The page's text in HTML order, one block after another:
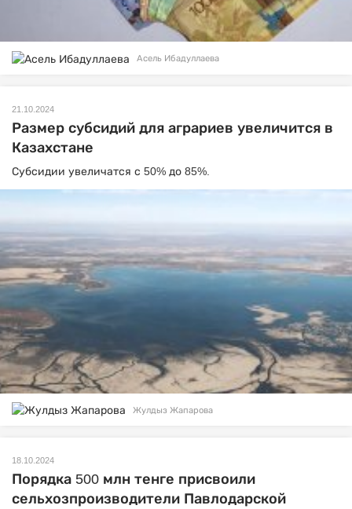
Асель Ибадуллаева
21.10.2024
Размер субсидий для аграриев увеличится в
Казахстане
Субсидии увеличатся с 50% до 85%.
Жулдыз Жапарова
18.10.2024
Порядка 500 млн тенге присвоили
сельхозпроизводители Павлодарской